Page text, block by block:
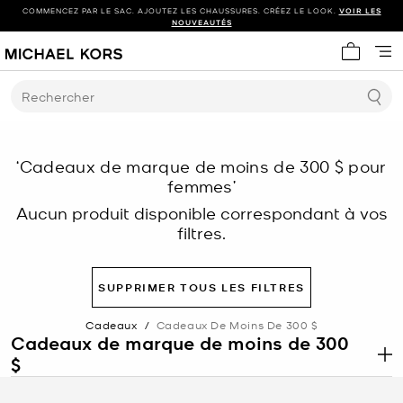
COMMENCEZ PAR LE SAC. AJOUTEZ LES CHAUSSURES. CRÉEZ LE LOOK. VOIR LES
NOUVEAUTÉS
Mon
Rechercher
‘Cadeaux de marque de moins de 300 $ pour
femmes’
Aucun produit disponible correspondant à vos
filtres.
SUPPRIMER TOUS LES FILTRES
Cadeaux / Cadeaux De Moins De 300 $
Cadeaux de marque de moins de 300
$